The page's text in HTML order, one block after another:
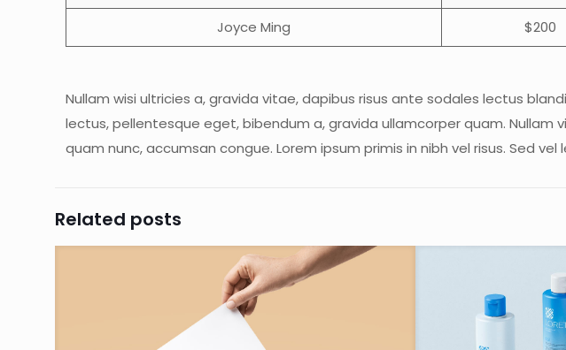
Joyce Ming $200
Nullam wisi ultricies a, gravida vitae, dapibus risus ante sodales lectus
lectus, pellentesque eget, bibendum a, gravida ullamcorper quam. Nullam
quam nunc, accumsan congue. Lorem ipsum primis in nibh vel risus. Sed
Related posts